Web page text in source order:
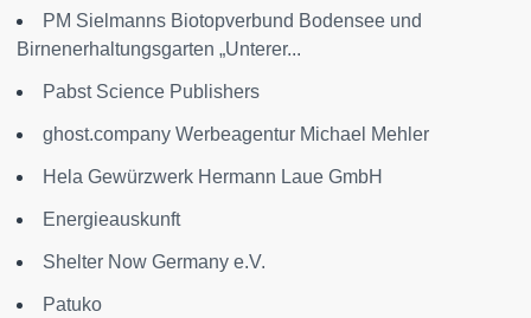
PM Sielmanns Biotopverbund Bodensee und
Birnenerhaltungsgarten „Unterer...
Pabst Science Publishers
ghost.company Werbeagentur Michael Mehler
Hela Gewürzwerk Hermann Laue GmbH
Energieauskunft
Shelter Now Germany e.V.
Patuko